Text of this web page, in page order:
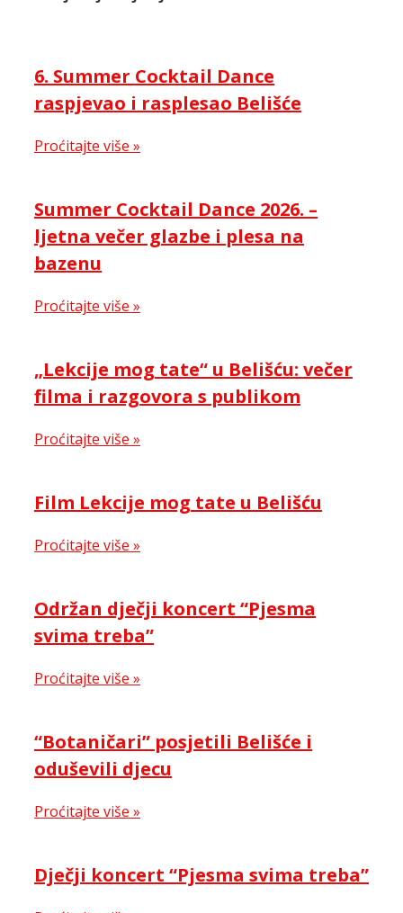
6. Summer Cocktail Dance
raspjevao i rasplesao Belišće
Proćitajte više »
Summer Cocktail Dance 2026. –
ljetna večer glazbe i plesa na
bazenu
Proćitajte više »
„Lekcije mog tate“ u Belišću: večer
filma i razgovora s publikom
Proćitajte više »
Film Lekcije mog tate u Belišću
Proćitajte više »
Održan dječji koncert “Pjesma
svima treba”
Proćitajte više »
“Botaničari” posjetili Belišće i
oduševili djecu
Proćitajte više »
Dječji koncert “Pjesma svima treba”